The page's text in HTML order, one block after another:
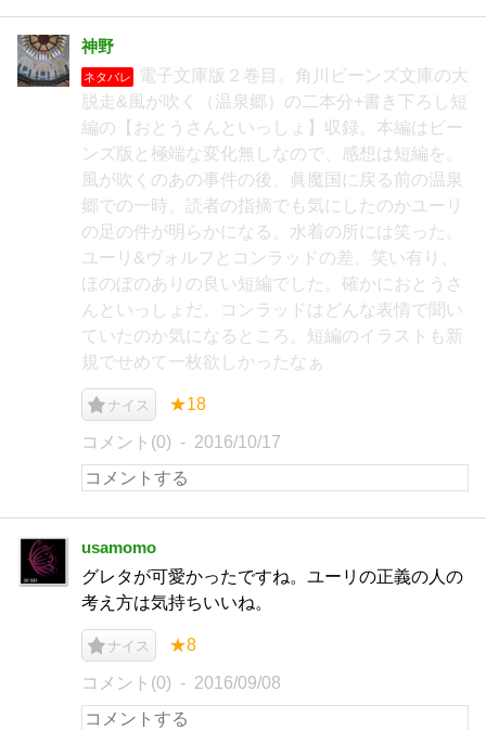
神野
ネタバレ
電子文庫版２巻目。角川ビーンズ文庫の大
脱走&風が吹く（温泉郷）の二本分+書き下ろし短
編の【おとうさんといっしょ】収録。本編はビー
ンズ版と極端な変化無しなので、感想は短編を。
風が吹くのあの事件の後、眞魔国に戻る前の温泉
郷での一時。読者の指摘でも気にしたのかユーリ
の足の件が明らかになる。水着の所には笑った。
ユーリ&ヴォルフとコンラッドの差。笑い有り、
ほのぼのありの良い短編でした。確かにおとうさ
んといっしょだ。コンラッドはどんな表情で聞い
ていたのか気になるところ。短編のイラストも新
規でせめて一枚欲しかったなぁ
ナイス ★18
コメント(0) 2016/10/17
usamomo
グレタが可愛かったですね。ユーリの正義の人の
考え方は気持ちいいね。
ナイス ★8
コメント(0) 2016/09/08